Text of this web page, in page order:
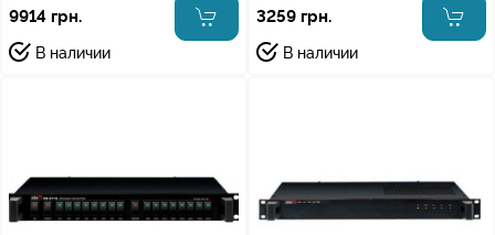
9914 грн.
В наличии
3259 грн.
В наличии